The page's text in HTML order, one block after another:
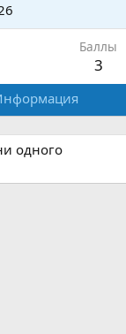
Баллы
3
одного